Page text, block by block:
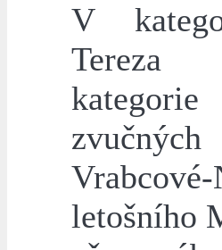
V
Tereza
letošního